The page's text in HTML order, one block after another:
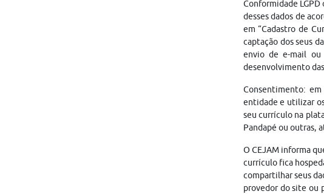
Conformidade
desses dados de
em “Cadastro de
captação dos seus
envio de e-mail ou
desenvolvimento
Consentimento:
entidade e utilizar
seu currículo na
Pandapé ou outras,
O CEJAM informa
currículo fica
compartilhar seus
provedor do site ou